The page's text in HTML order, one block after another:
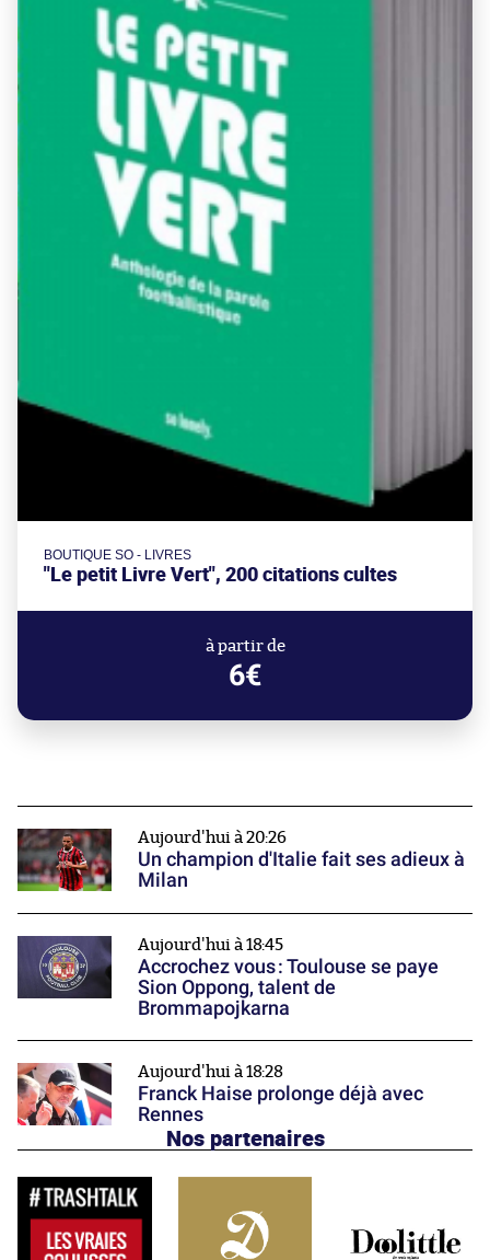
BOUTIQUE SO - LIVRES
"Le petit Livre Vert", 200 citations cultes
à partir de
6€
Aujourd'hui à 20:26
Un champion d'Italie fait ses adieux à
Milan
Aujourd'hui à 18:45
Accrochez vous : Toulouse se paye
Sion Oppong, talent de
Brommapojkarna
Aujourd'hui à 18:28
Franck Haise prolonge déjà avec
Rennes
Nos partenaires